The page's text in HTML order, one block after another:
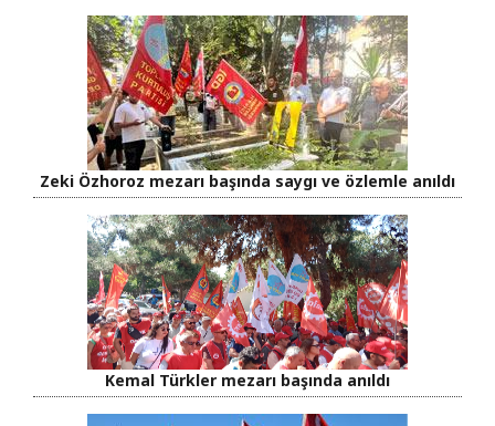
Zeki Özhoroz mezarı başında saygı ve özlemle anıldı
Kemal Türkler mezarı başında anıldı